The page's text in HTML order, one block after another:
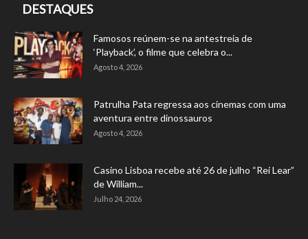
DESTAQUES
Famosos reúnem-se na antestreia de
‘Playback’, o filme que celebra o...
Agosto 4, 2026
Patrulha Pata regressa aos cinemas com uma
aventura entre dinossauros
Agosto 4, 2026
Casino Lisboa recebe até 26 de julho “Rei Lear”
de William...
Julho 24, 2026